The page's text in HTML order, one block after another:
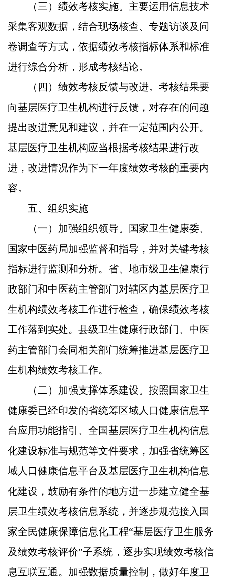
（三）绩效考核实施。 主要运用信息技术
采集客观数据，结合现场核查、专题访谈及问
卷调查等方式，依据绩效考核指标体系和标准
进行综合分析，形成考核结论。
（四）绩效考核反馈与改进。 考核结果要
向基层医疗卫生机构进行反馈，对存在的问题
提出改进意见和建议，并在一定范围内公开。
基层医疗卫生机构应当根据考核结果进行改
进，改进情况作为下一年度绩效考核的重要内
容。
五、组织实施
（一）加强组织领导。
国家卫生健康委、
国家中医药局加强监督和指导，并对关键考核
指标进行监测和分析。省、地市级卫生健康行
政部门和中医药主管部门对辖区内基层医疗卫
生机构绩效考核工作进行检查，确保绩效考核
工作落到实处。县级卫生健康行政部门、中医
药主管部门会同相关部门统筹推进基层医疗卫
生机构绩效考核工作。
（二）加强支撑体系建设。 按照国家卫生
健康委已经印发的省统筹区域人口健康信息平
台应用功能指引、全国基层医疗卫生机构信息
化建设标准与规范等文件要求，加强省统筹区
域人口健康信息平台及基层医疗卫生机构信息
化建设，鼓励有条件的地方进一步建立健全基
层卫生绩效考核信息系统，并逐步规范接入国
家全民健康保障信息化工程“基层医疗卫生服务
及绩效考核评价”子系统，逐步实现绩效考核信
息互联互通。加强数据质量控制，做好年度卫